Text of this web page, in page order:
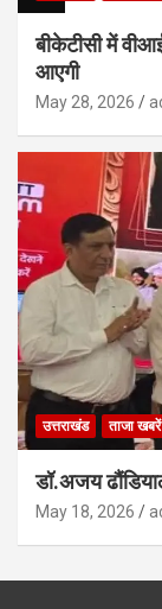
बीकेटीसी में
आएगी
May 28, 2026
उत्तराखंड ताजा खबरें
डॉ.अजय
May 18, 2026